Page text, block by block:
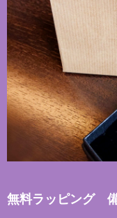
無料ラッピング